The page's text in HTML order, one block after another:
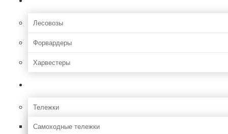
Лесовозы
Форвардеры
Харвестеры
Тележки
Самоходные тележки